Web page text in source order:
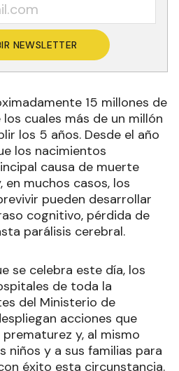
NEWSLETTER
15 millones de
cuales más de un millón
los 5 años. Desde el año
los nacimientos
causa de muerte
en muchos casos, los
pueden desarrollar
cognitivo, pérdida de
parálisis cerebral.
se celebra este día, los
de toda la
del Ministerio de
acciones que
y, al mismo
niños y a sus familias para
éxito esta circunstancia.